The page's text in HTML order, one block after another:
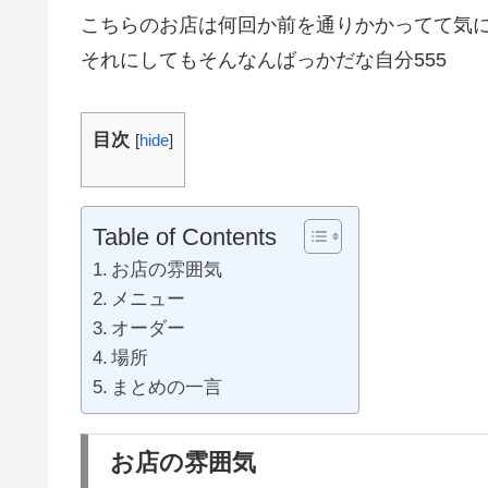
こちらのお店は何回か前を通りかかってて気
それにしてもそんなんばっかだな自分555
目次 [hide]
Table of Contents
お店の雰囲気
メニュー
オーダー
場所
まとめの一言
お店の雰囲気